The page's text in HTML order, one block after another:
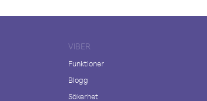
VIBER
Funktioner
Blogg
Säkerhet